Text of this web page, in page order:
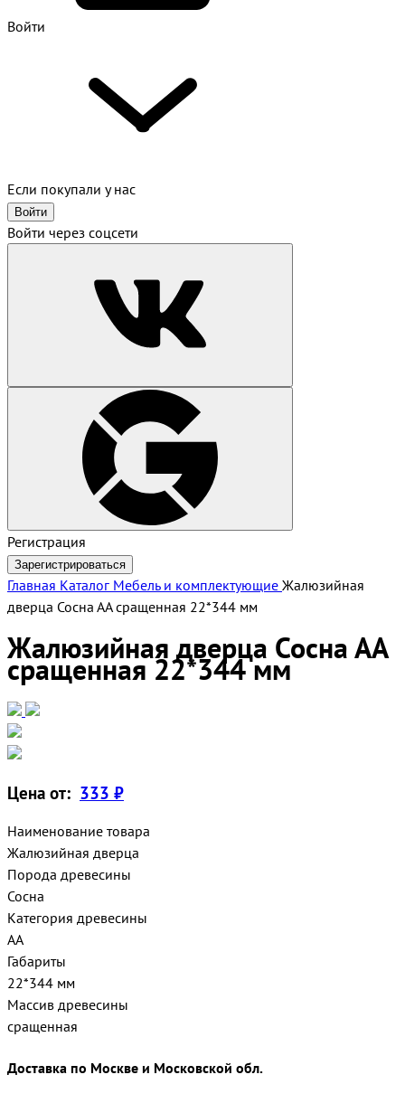
Войти
Если покупали у нас
Войти
Войти через соцсети
Регистрация
Зарегистрироваться
Главная Каталог Мебель и комплектующие Жалюзийная
дверца Сосна АА сращенная 22*344 мм
Жалюзийная дверца Сосна АА
сращенная 22*344 мм
Цена от: 333 ₽
Наименование товара
Жалюзийная дверца
Порода древесины
Сосна
Категория древесины
АА
Габариты
22*344 мм
Массив древесины
сращенная
Доставка по Москве и Московской обл.